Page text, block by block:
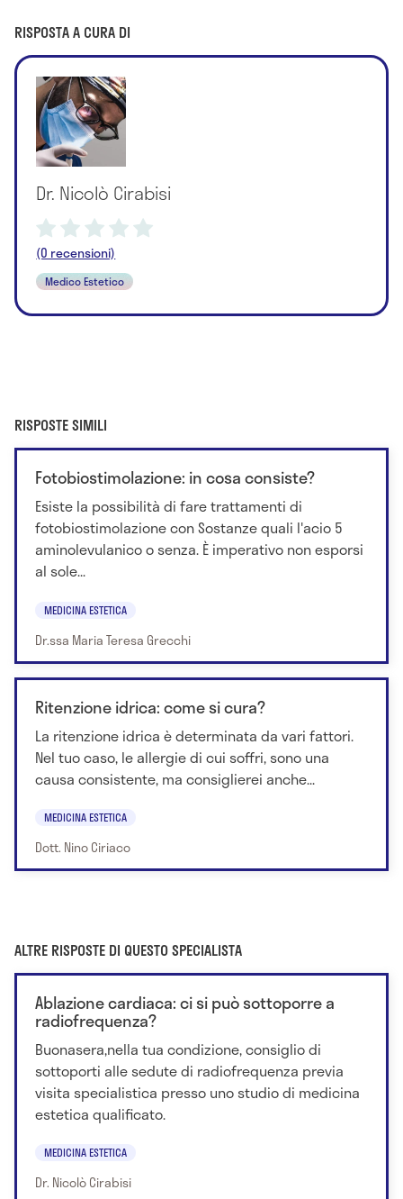
RISPOSTA A CURA DI
Dr. Nicolò Cirabisi
(0 recensioni)
Medico Estetico
RISPOSTE SIMILI
Fotobiostimolazione: in cosa consiste?
Esiste la possibilità di fare trattamenti di
fotobiostimolazione con Sostanze quali l'acio 5
aminolevulanico o senza. È imperativo non esporsi
al sole...
MEDICINA ESTETICA
Dr.ssa Maria Teresa Grecchi
Ritenzione idrica: come si cura?
La ritenzione idrica è determinata da vari fattori.
Nel tuo caso, le allergie di cui soffri, sono una
causa consistente, ma consiglierei anche...
MEDICINA ESTETICA
Dott. Nino Ciriaco
ALTRE RISPOSTE DI QUESTO SPECIALISTA
Ablazione cardiaca: ci si può sottoporre a
radiofrequenza?
Buonasera,nella tua condizione, consiglio di
sottoporti alle sedute di radiofrequenza previa
visita specialistica presso uno studio di medicina
estetica qualificato.
MEDICINA ESTETICA
Dr. Nicolò Cirabisi